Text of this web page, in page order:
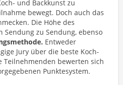
und Backkunst zu
bewegt. Doch auch das
Die Höhe des
Sendung zu Sendung, ebenso
Entweder
Jury über die beste Koch-
Teilnehmenden bewerten sich
Punktesystem.